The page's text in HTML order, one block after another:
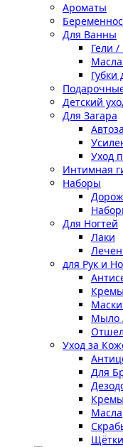
Ароматы
Для Ванны
Гели
Детский
Для Загара
Уход
Интимная
Наборы
Для Ногтей
Лаки
для Рук и
Мыло
Уход за
Для
Масла